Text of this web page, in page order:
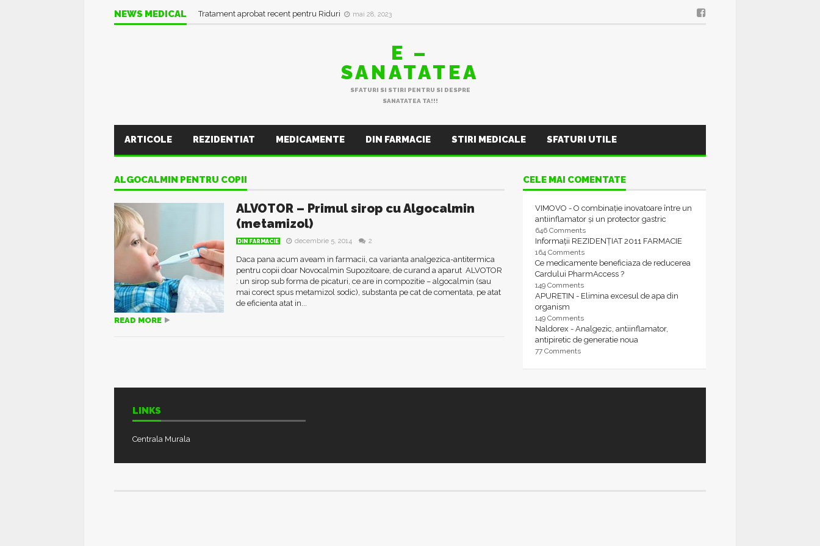
NEWS MEDICAL Tratament aprobat recent pentru Riduri mai 28, 2023
E –
SANATATEA
SFATURI SI STIRI PENTRU SI DESPRE
SANATATEA TA!!!
ARTICOLE REZIDENTIAT MEDICAMENTE DIN FARMACIE STIRI MEDICALE SFATURI UTILE
ALGOCALMIN PENTRU COPII
ALVOTOR – Primul sirop cu Algocalmin
(metamizol)
DIN FARMACIE decembrie 5, 2014 2
Daca pana acum aveam in farmacii, ca varianta analgezica-antitermica
pentru copii doar Novocalmin Supozitoare, de curand a aparut ALVOTOR
: un sirop sub forma de picaturi, ce are in compozitie – algocalmin (sau
mai corect spus metamizol sodic), substanta pe cat de comentata, pe atat
de eficienta atat in...
READ MORE
CELE MAI COMENTATE
VIMOVO - O combinație inovatoare între un
antiinflamator și un protector gastric
646 Comments
Informații REZIDENȚIAT 2011 FARMACIE
164 Comments
Ce medicamente beneficiaza de reducerea
Cardului PharmAccess ?
149 Comments
APURETIN - Elimina excesul de apa din
organism
149 Comments
Naldorex - Analgezic, antiinflamator,
antipiretic de generatie noua
77 Comments
LINKS
Centrala Murala